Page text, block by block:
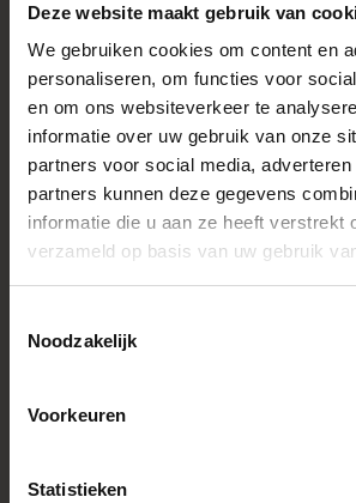
Deze website maakt gebruik van
We gebruiken cookies om content en
personaliseren, om functies voor
en om ons websiteverkeer te
informatie over uw gebruik van onze
partners voor social media,
partners kunnen deze gegevens
informatie die u aan ze heeft verstrekt
verzameld op basis van uw gebruik
Noodzakelijk
Voorkeuren
Statistieken
BEREIDING
Verwarm de oven voor op 180
Meng de droge ingrediënten in een
Voeg de pompoenpuree hier aan toe
Hak de chocolate melties fijn en
beslag
gesmolten chocolate melties zijn
met deze cake, al vraag ik mij af of